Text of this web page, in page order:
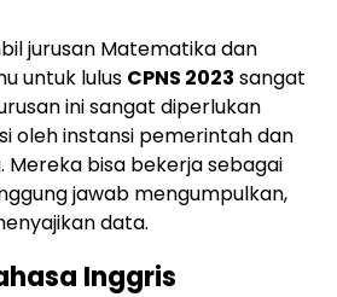
jurusan Matematika dan
untuk lulus CPNS 2023 sangat
ini sangat diperlukan
oleh instansi pemerintah dan
Mereka bisa bekerja sebagai
jawab mengumpulkan,
data.
Inggris